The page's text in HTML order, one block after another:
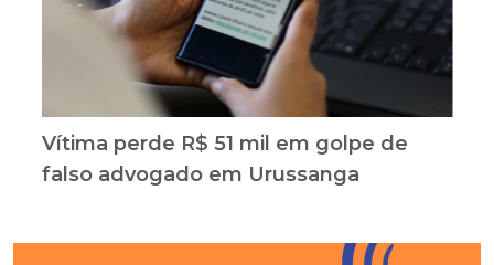
Vítima perde R$ 51 mil em golpe de
falso advogado em Urussanga